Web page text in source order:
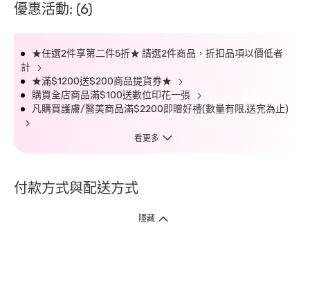
優惠活動: (6)
★任選2件享第二件5折★ 請選2件商品，折扣品項以價低者
計
★滿$1200送$200商品提貨券★
購買全店商品滿$100送數位印花一張
凡購買護膚/醫美商品滿$2200即贈好禮(數量有限,送完為止)
看更多
付款方式與配送方式
隱藏